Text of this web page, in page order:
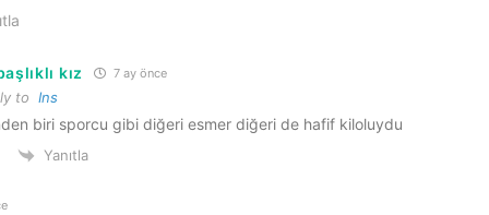
kız 7 ay önce
to Ins
biri sporcu gibi diğeri esmer diğeri de hafif kiloluydu
Yanıtla